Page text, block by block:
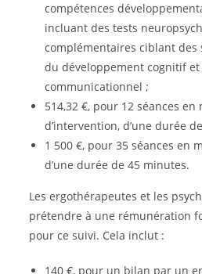
compétences
incluant des tests
complémentaires ciblant des
du développement cognitif et
communicationnel ;
514,32 €, pour 12 séances en
d’intervention, d’une durée
1 500 €, pour 35 séances en
d’une durée de 45 minutes.
Les ergothérapeutes et les
prétendre à une rémunération
pour ce suivi. Cela inclut :
140 €, pour un bilan par un